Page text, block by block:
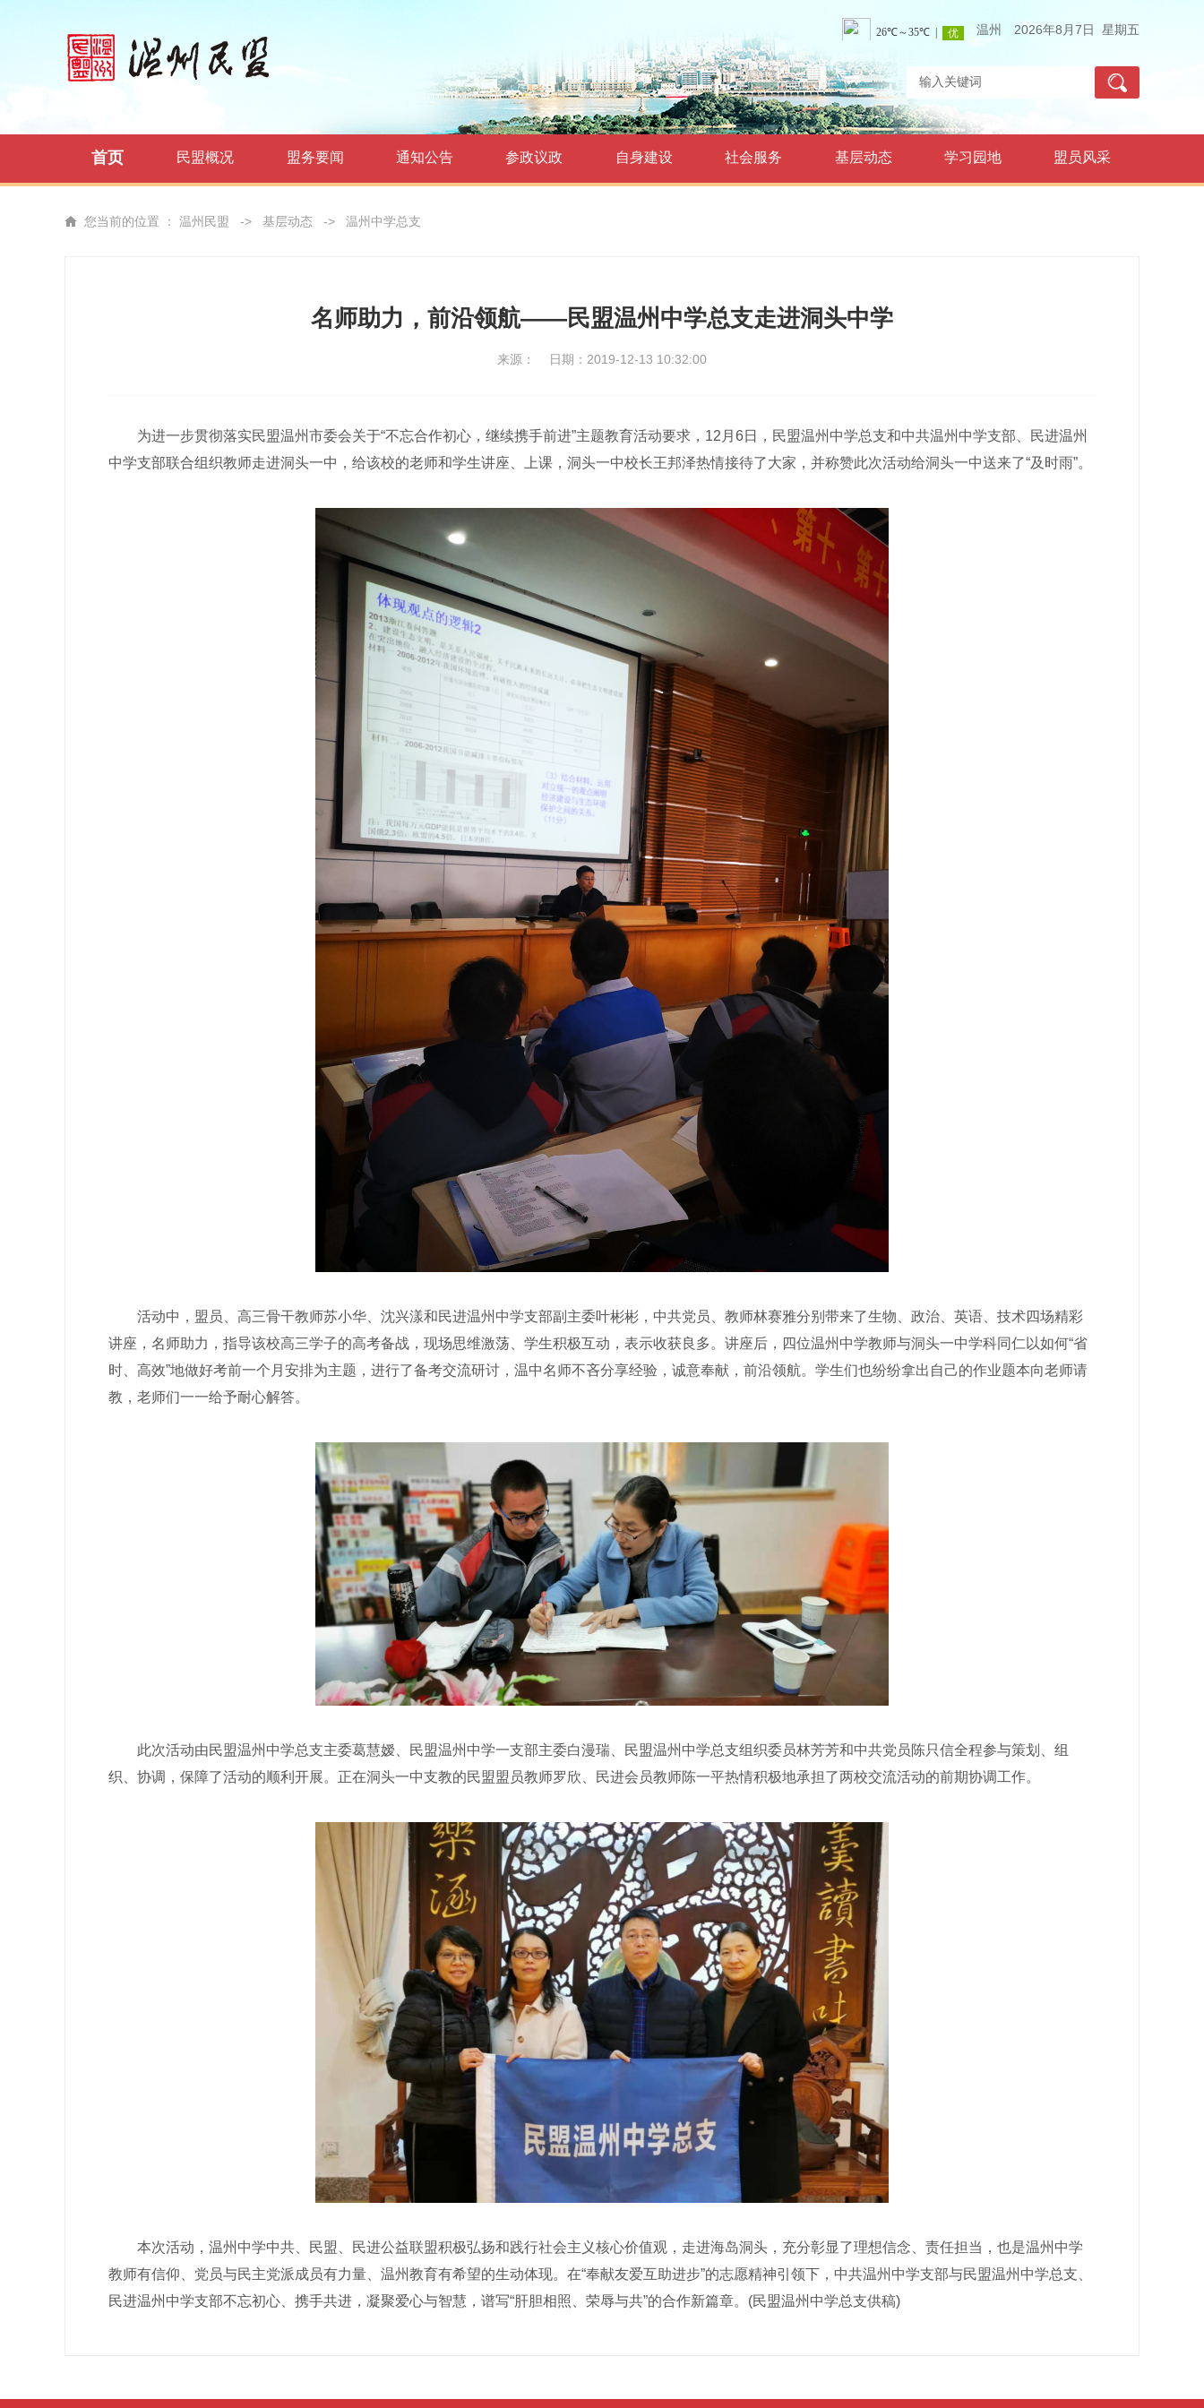
温州 2026年8月7日 星期五
首页 民盟概况 盟务要闻 通知公告 参政议政 自身建设 社会服务 基层动态 学习园地 盟员风采
您当前的位置 ： 温州民盟 -> 基层动态 -> 温州中学总支
名师助力，前沿领航——民盟温州中学总支走进洞头中学
来源： 日期：2019-12-13 10:32:00
为进一步贯彻落实民盟温州市委会关于“不忘合作初心，继续携手前进”主题教育活动要求，12月6日，民盟温州中学总支和中共温州中学支部、民进温州
中学支部联合组织教师走进洞头一中，给该校的老师和学生讲座、上课，洞头一中校长王邦泽热情接待了大家，并称赞此次活动给洞头一中送来了“及时雨”。
活动中，盟员、高三骨干教师苏小华、沈兴漾和民进温州中学支部副主委叶彬彬，中共党员、教师林赛雅分别带来了生物、政治、英语、技术四场精彩
讲座，名师助力，指导该校高三学子的高考备战，现场思维激荡、学生积极互动，表示收获良多。讲座后，四位温州中学教师与洞头一中学科同仁以如何“省
时、高效”地做好考前一个月安排为主题，进行了备考交流研讨，温中名师不吝分享经验，诚意奉献，前沿领航。学生们也纷纷拿出自己的作业题本向老师请
教，老师们一一给予耐心解答。
此次活动由民盟温州中学总支主委葛慧嫒、民盟温州中学一支部主委白漫瑞、民盟温州中学总支组织委员林芳芳和中共党员陈只信全程参与策划、组
织、协调，保障了活动的顺利开展。正在洞头一中支教的民盟盟员教师罗欣、民进会员教师陈一平热情积极地承担了两校交流活动的前期协调工作。
本次活动，温州中学中共、民盟、民进公益联盟积极弘扬和践行社会主义核心价值观，走进海岛洞头，充分彰显了理想信念、责任担当，也是温州中学
教师有信仰、党员与民主党派成员有力量、温州教育有希望的生动体现。在“奉献友爱互助进步”的志愿精神引领下，中共温州中学支部与民盟温州中学总支、
民进温州中学支部不忘初心、携手共进，凝聚爱心与智慧，谱写“肝胆相照、荣辱与共”的合作新篇章。(民盟温州中学总支供稿)